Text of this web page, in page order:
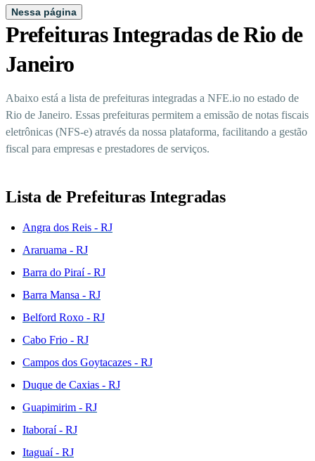
Nessa página
Prefeituras Integradas de Rio de
Janeiro
Abaixo está a lista de prefeituras integradas a NFE.io no estado de
Rio de Janeiro. Essas prefeituras permitem a emissão de notas fiscais
eletrônicas (NFS-e) através da nossa plataforma, facilitando a gestão
fiscal para empresas e prestadores de serviços.
Lista de Prefeituras Integradas
Angra dos Reis - RJ
Araruama - RJ
Barra do Piraí - RJ
Barra Mansa - RJ
Belford Roxo - RJ
Cabo Frio - RJ
Campos dos Goytacazes - RJ
Duque de Caxias - RJ
Guapimirim - RJ
Itaboraí - RJ
Itaguaí - RJ